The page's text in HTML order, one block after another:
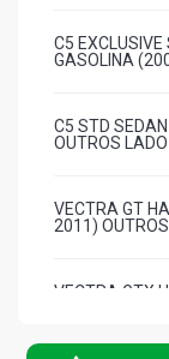
C5
GASOLINA
C5 STD
OUTROS
VECTRA GT
2011)
VECTRA GTX